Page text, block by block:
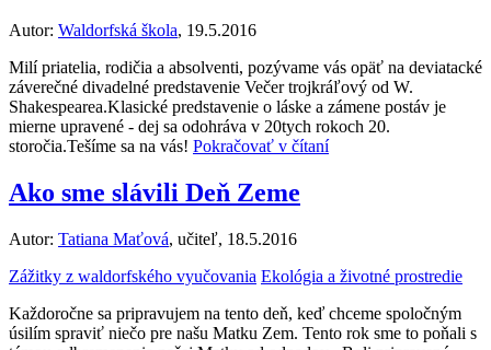
Autor: Waldorfská škola, 19.5.2016
Milí priatelia, rodičia a absolventi, pozývame vás opäť na deviatacké
záverečné divadelné predstavenie Večer trojkráľový od W.
Shakespearea.Klasické predstavenie o láske a zámene postáv je
mierne upravené - dej sa odohráva v 20tych rokoch 20.
storočia.Tešíme sa na vás! Pokračovať v čítaní
Ako sme slávili Deň Zeme
Autor: Tatiana Maťová, učiteľ, 18.5.2016
Zážitky z waldorfského vyučovania Ekológia a životné prostredie
Každoročne sa pripravujem na tento deň, keď chceme spoločným
úsilím spraviť niečo pre našu Matku Zem. Tento rok sme to poňali s